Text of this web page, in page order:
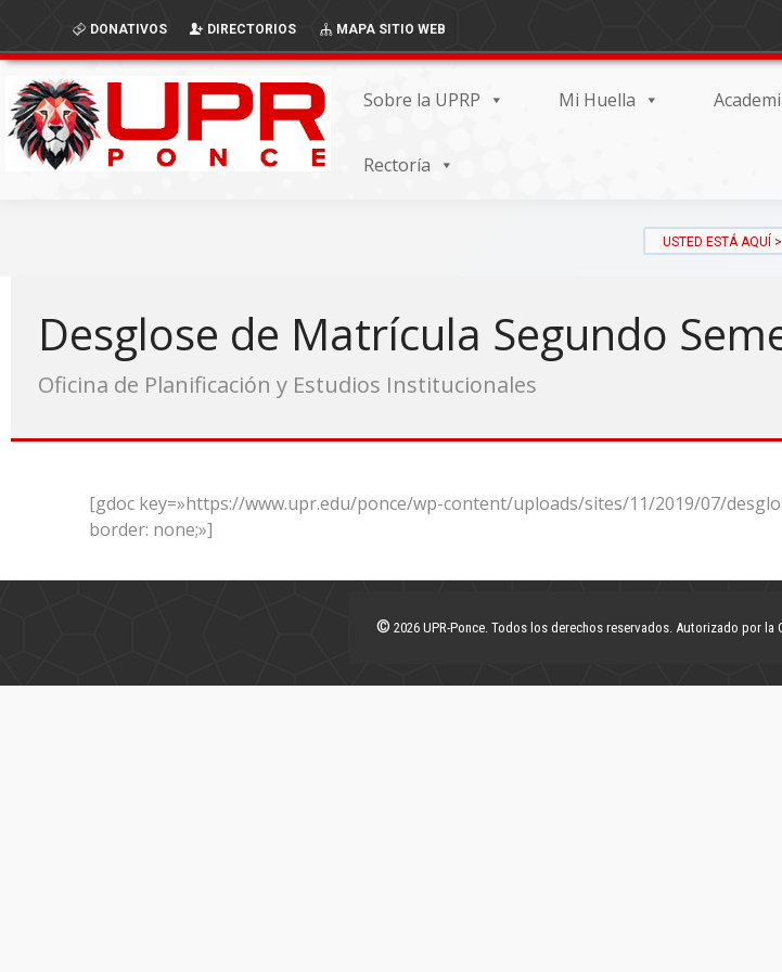
Content
navigation
DONATIVOS DIRECTORIOS MAPA SITIO WEB
Sobre la UPRP Mi Huella
Rectoría
Desglose de Matrícula Segundo
Oficina de Planificación y Estudios Institucionales
[gdoc key=»https://www.upr.edu/ponce/wp-content/uploads/sites/11/2019/07/
border: none;»]
© 2026 UPR-Ponce. Todos los derechos reservados. Autorizado por la